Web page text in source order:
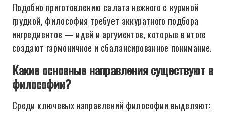
Подобно приготовлению салата нежного с куриной
грудкой, философия требует аккуратного подбора
ингредиентов — идей и аргументов, которые в итоге
создают гармоничное и сбалансированное понимание.
Какие основные направления существуют в
философии?
Среди ключевых направлений философии выделяют: